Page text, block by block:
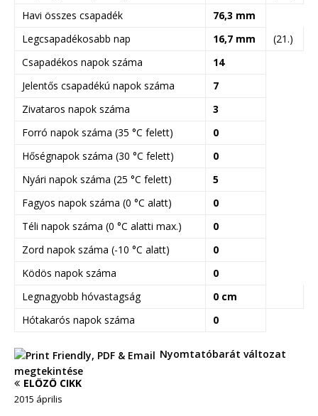
Havi összes csapadék
76,3 mm
Legcsapadékosabb nap
16,7 mm
(21.)
Csapadékos napok száma
14
Jelentős csapadékú napok száma
7
Zivataros napok száma
3
Forró napok száma (35 °C felett)
0
Hőségnapok száma (30 °C felett)
0
Nyári napok száma (25 °C felett)
5
Fagyos napok száma (0 °C alatt)
0
Téli napok száma (0 °C alatti max.)
0
Zord napok száma (-10 °C alatt)
0
Ködös napok száma
0
Legnagyobb hóvastagság
0 cm
Hótakarós napok száma
0
Nyomtatóbarát változat
megtekintése
ELŐZŐ CIKK
2015 április